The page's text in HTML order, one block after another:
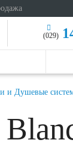
(029)
и Душевые